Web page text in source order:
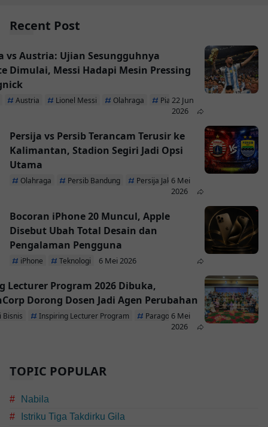
Recent Post
vs Austria: Ujian Sesungguhnya
Dimulai, Messi Hadapi Mesin Pressing
Austria Lionel Messi Olahraga Piala Dunia 2026
22 Jun
2026
Persija vs Persib Terancam Terusir ke
Kalimantan, Stadion Segiri Jadi Opsi
Utama
Olahraga Persib Bandung Persija Jakarta
6 Mei
2026
Bocoran iPhone 20 Muncul, Apple
Disebut Ubah Total Desain dan
Pengalaman Pengguna
iPhone Teknologi 6 Mei 2026
Lecturer Program 2026 Dibuka,
Dorong Dosen Jadi Agen Perubahan
Bisnis Inspiring Lecturer Program ParagonCorp
6 Mei
2026
TOPIC POPULAR
Nabila
Istriku Tiga Takdirku Gila